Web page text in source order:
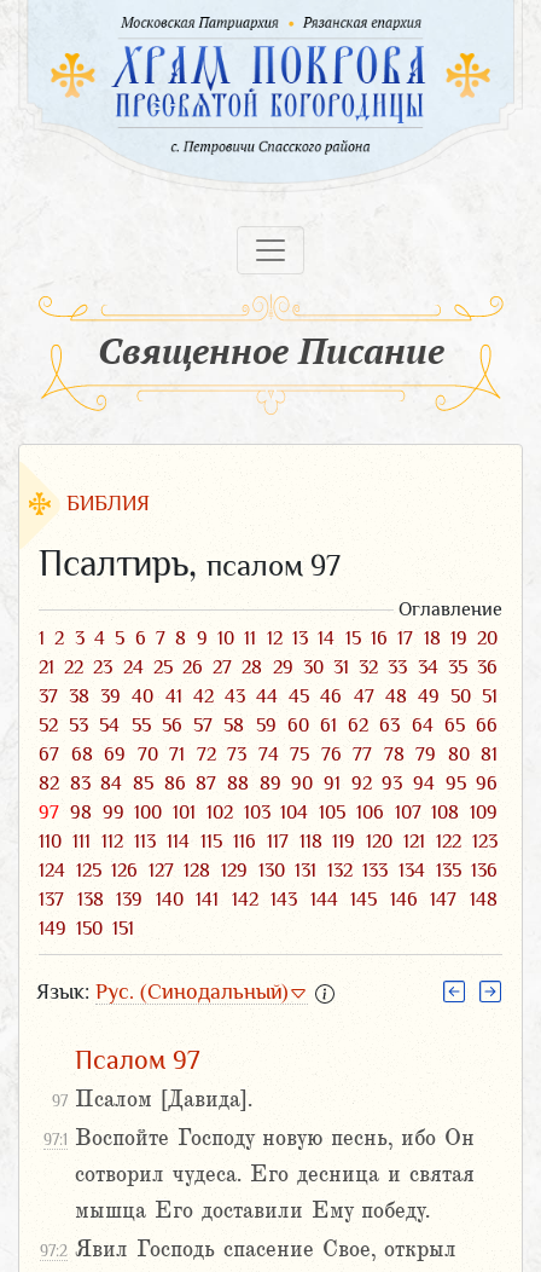
Священное Писание
БИБЛИЯ
Псалтирь, псалом 97
Оглавление
1 2 3 4 5 6 7 8 9 10 11 12 13 14 15 16 17 18 19 20
21 22 23 24 25 26 27 28 29 30 31 32 33 34 35 36
37 38 39 40 41 42 43 44 45 46 47 48 49 50 51
52 53 54 55 56 57 58 59 60 61 62 63 64 65 66
67 68 69 70 71 72 73 74 75 76 77 78 79 80 81
82 83 84 85 86 87 88 89 90 91 92 93 94 95 96
97 98 99 100 101 102 103 104 105 106 107 108 109
110 111 112 113 114 115 116 117 118 119 120 121 122 123
124 125 126 127 128 129 130 131 132 133 134 135 136
137
138 139 140 141 142 143 144 145 146 147
148
149 150 151
Язык: Рус. (Синодальный)
Псалом 97
97 Псалом [Давида].
97:1 Воспойте Господу новую песнь, ибо Он
сотворил чудеса. Его десница и святая
мышца Его доставили Ему победу.
97:2 Явил Господь спасение Свое, открыл